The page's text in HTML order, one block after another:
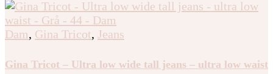
Dam, Gina Tricot, Jeans
Gina Tricot – Ultra low wide tall jeans – ultra low waist